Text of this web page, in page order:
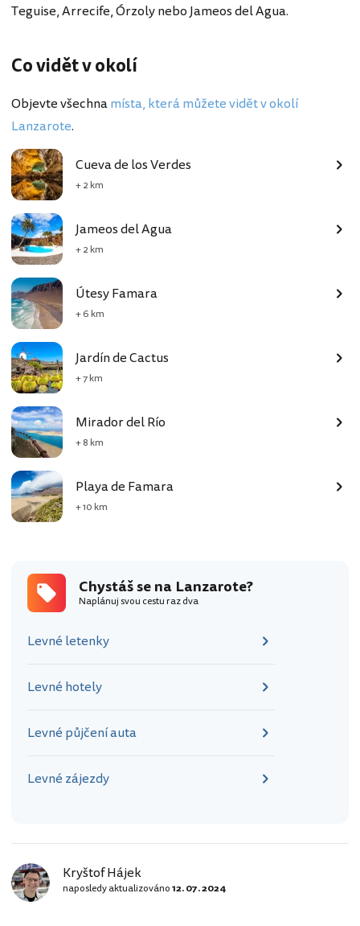
Teguise, Arrecife, Órzoly nebo Jameos del Agua.
Co vidět v okolí
Objevte všechnamísta, která můžete vidět v okolí
Lanzarote.
Cueva de los Verdes
+ 2 km
Jameos del Agua
+ 2 km
Útesy Famara
+ 6 km
Jardín de Cactus
+ 7 km
Mirador del Río
+ 8 km
Playa de Famara
+ 10 km
Chystáš se na Lanzarote?
Naplánuj svou cestu raz dva
Levné letenky
Levné hotely
Levné půjčení auta
Levné zájezdy
Kryštof Hájek
naposledy aktualizováno12. 07. 2024